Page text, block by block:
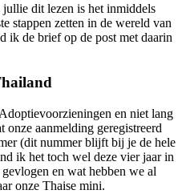
dit lezen is het inmiddels
stappen zetten in de wereld van
ik de brief op de post met daarin
en niet lang
onze aanmelding geregistreerd
(dit nummer blijft bij je de hele
ik het toch wel deze vier jaar in
en wat hebben we al
onze Thaise mini.